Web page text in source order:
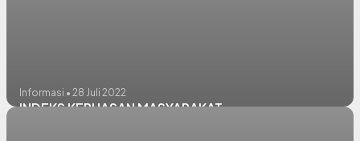
Informasi • 28 Juli 2022
INDEKS KEPUASAN MASYARAKAT